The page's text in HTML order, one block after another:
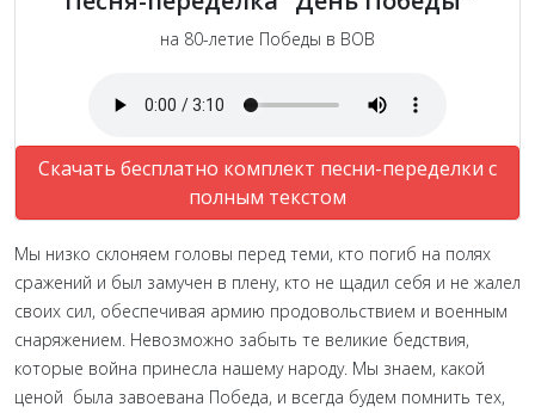
на 80-летие Победы в ВОВ
Скачать бесплатно комплект песни-переделки с
полным текстом
Мы низко склоняем головы перед теми, кто погиб на полях
сражений и был замучен в плену, кто не щадил себя и не жалел
своих сил, обеспечивая армию продовольствием и военным
снаряжением. Невозможно забыть те великие бедствия,
которые война принесла нашему народу. Мы знаем, какой
ценой была завоевана Победа, и всегда будем помнить тех,